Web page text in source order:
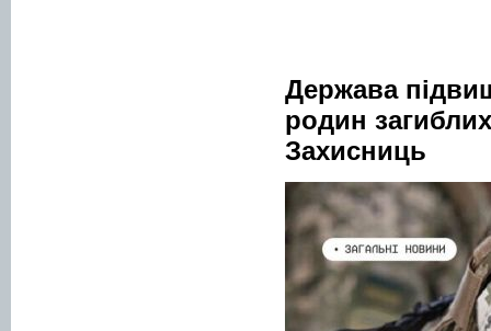
Держава
родин
Захисниць